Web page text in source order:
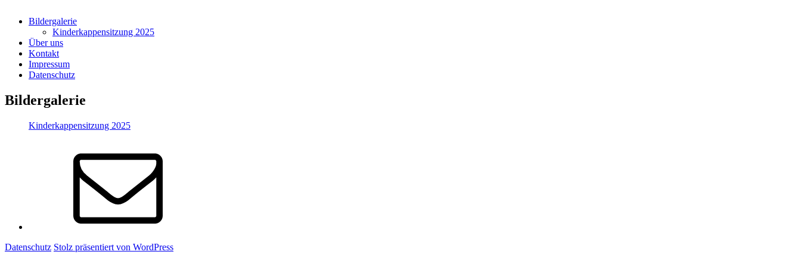
Bildergalerie
Kinderkappensitzung 2025
Über uns
Kontakt
Impressum
Datenschutz
Bildergalerie
Kinderkappensitzung 2025
Datenschutz Stolz präsentiert von WordPress